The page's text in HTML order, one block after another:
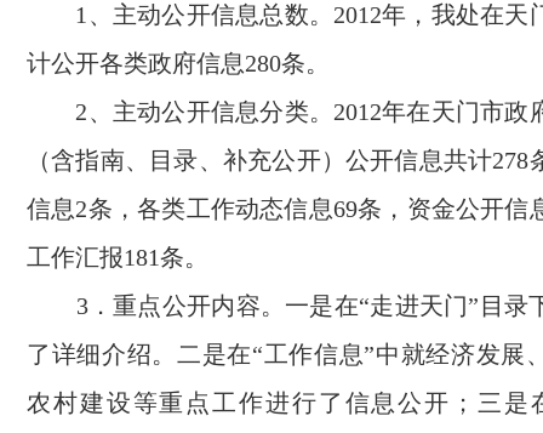
1 、主动公开信息总数。 2012年，我处在天
计公开各类政府信息280条。
2、主动公开信息分类。 2012年在天门市政
（含指南、目录、补充公开）公开信息共计278
信息2条，各类工作动态信息69条，资金公开信
工作汇报181条。
3．重点公开内容。一是在“走进天门”目录
了详细介绍。二是在“工作信息”中就经济发展
农村建设等重点工作进行了信息公开；三是